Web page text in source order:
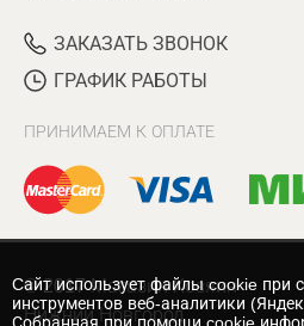
ЗАКАЗАТЬ ЗВОНОК
ГРАФИК РАБОТЫ
ПРИНИМАЕМ К ОПЛАТЕ
© 2017 Магазин Хозяин
Нижний Новгород
Cайт использует файлы cookie при
инструментов веб-аналитики